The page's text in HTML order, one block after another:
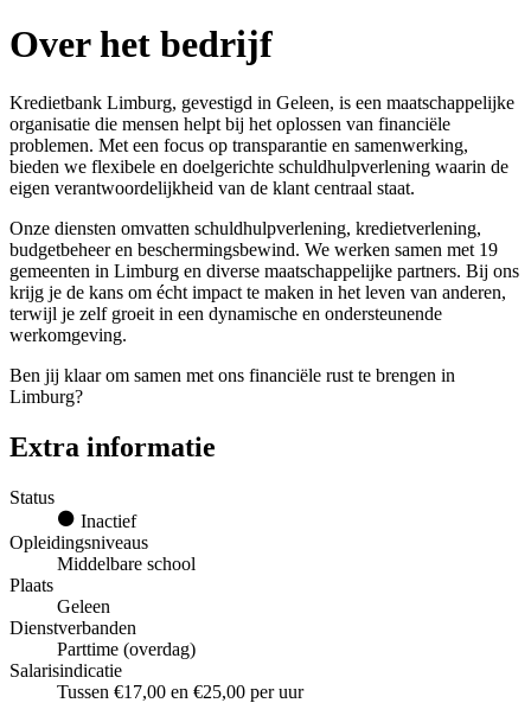
Over het bedrijf
Kredietbank Limburg, gevestigd in Geleen, is een maatschappelijke
organisatie die mensen helpt bij het oplossen van financiële
problemen. Met een focus op transparantie en samenwerking,
bieden we flexibele en doelgerichte schuldhulpverlening waarin de
eigen verantwoordelijkheid van de klant centraal staat.
Onze diensten omvatten schuldhulpverlening, kredietverlening,
budgetbeheer en beschermingsbewind. We werken samen met 19
gemeenten in Limburg en diverse maatschappelijke partners. Bij ons
krijg je de kans om écht impact te maken in het leven van anderen,
terwijl je zelf groeit in een dynamische en ondersteunende
werkomgeving.
Ben jij klaar om samen met ons financiële rust te brengen in
Limburg?
Extra informatie
Status
Inactief
Opleidingsniveaus
Middelbare school
Plaats
Geleen
Dienstverbanden
Parttime (overdag)
Salarisindicatie
Tussen €17,00 en €25,00 per uur